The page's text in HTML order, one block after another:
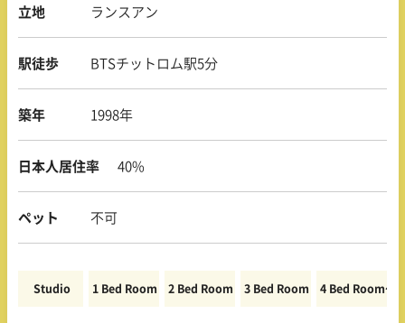
立地 ランスアン
駅徒歩 BTSチットロム駅5分
築年 1998年
日本人居住率 40%
ペット 不可
Studio 1 Bed Room 2 Bed Room 3 Bed Room 4 Bed Room〜